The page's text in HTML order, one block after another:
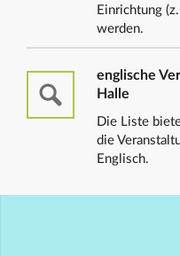
Einrichtung
werden.
englische
Halle
Die Liste
die
Englisch.